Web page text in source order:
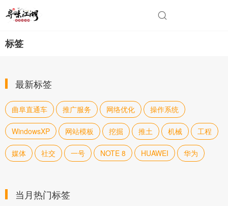
标签
最新标签
曲阜直通车 推广服务 网络优化 操作系统
WindowsXP 网站模板 挖掘 推土 机械 工程
媒体 社交 一号 NOTE 8 HUAWEI 华为
当月热门标签